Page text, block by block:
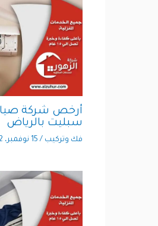
أرخص شركة صيانة
سبليت بالرياض
فك وتركيب/15 نوفمبر، 2022